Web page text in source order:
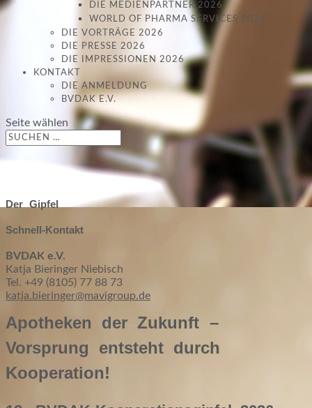
DIE MEDIENPARTNER 2026
WORLD OF PHARMA SERVICES 2026
DIE VORTRÄGE 2026
DIE PRESSE 2026
DIE IMPRESSIONEN 2026
KONTAKT
DIE ANMELDUNG
BVDAK E.V.
Seite wählen
Der Gipfel
Schnell-Kontakt
BVDAK e.V.
Katja Bieringer Niebisch
Tel. +49 (8105) 77 88 73
katja.bieringer@mavigroup.de
Apotheken der Zukunft –
Vorsprung entsteht durch
Kooperation!